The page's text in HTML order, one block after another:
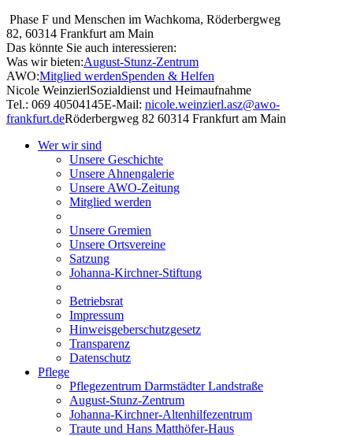
Phase F und Menschen im Wachkoma, Röderbergweg
82, 60314 Frankfurt am Main
Das könnte Sie auch interessieren:
Was wir bieten:August-Stunz-Zentrum
AWO:Mitglied werdenSpenden & Helfen
Nicole WeinzierlSozialdienst und Heimaufnahme
Tel.: 069 40504145E-Mail: nicole.weinzierl.asz@awo-
frankfurt.deRöderbergweg 82 60314 Frankfurt am Main
Wer wir sind
Unsere Geschichte
Unsere Ahnengalerie
Unsere AWO-Zeitung
Mitglied werden
Unsere Gremien
Unsere Ortsvereine
Satzung
Johanna-Kirchner-Stiftung
Betriebsrat
Impressum
Hinweisgeberschutzgesetz
Transparenz
Datenschutz
Pflege
Pflegezentrum Darmstädter Landstraße
August-Stunz-Zentrum
Johanna-Kirchner-Altenhilfezentrum
Traute und Hans Matthöfer-Haus